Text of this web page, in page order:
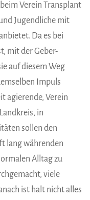
Verein Transplant
Jugendliche mit
Da es bei
mit der Geber-
auf diesem Weg
Impuls
agierende, Verein
in
sollen den
lang währenden
Alltag zu
viele
ist halt nicht alles